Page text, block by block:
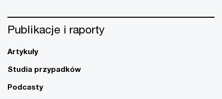
Publikacje i raporty
Artykuły
Studia przypadków
Podcasty